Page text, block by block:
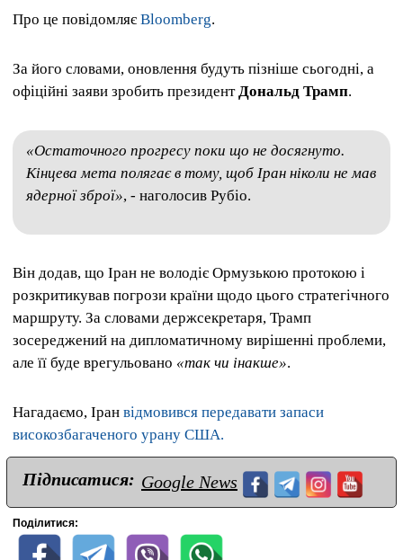
Про це повідомляє Bloomberg.
За його словами, оновлення будуть пізніше сьогодні, а
офіційні заяви зробить президентДональд Трамп.
«Остаточного прогресу поки що не досягнуто.
Кінцева мета полягає в тому, щоб Іран ніколи не мав
ядерної зброї», - наголосив Рубіо.
Він додав, що Іран не володіє Ормузькою протокою і
розкритикував погрози країни щодо цього стратегічного
маршруту. За словами держсекретаря, Трамп
зосереджений на дипломатичному вирішенні проблеми,
але її буде врегульовано «так чи інакше».
Нагадаємо, Іран відмовився передавати запаси
високозбагаченого урану США.
Підписатися: Google News
Поділитися: